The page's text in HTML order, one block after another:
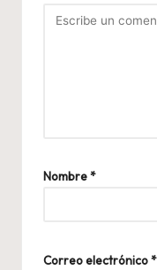
Nombre*
Correo electrónico*